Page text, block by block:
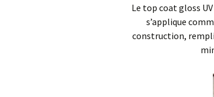
Le top coat gloss
s’applique
construction,